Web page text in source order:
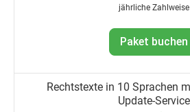
jährliche Zahlweise
Paket buchen